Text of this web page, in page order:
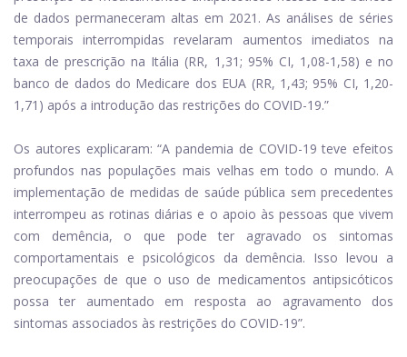
de dados permaneceram altas em 2021. As análises de séries
temporais interrompidas revelaram aumentos imediatos na
taxa de prescrição na Itália (RR, 1,31; 95% CI, 1,08-1,58) e no
banco de dados do Medicare dos EUA (RR, 1,43; 95% CI, 1,20-
1,71) após a introdução das restrições do COVID-19.”
Os autores explicaram: “A pandemia de COVID-19 teve efeitos
profundos nas populações mais velhas em todo o mundo. A
implementação de medidas de saúde pública sem precedentes
interrompeu as rotinas diárias e o apoio às pessoas que vivem
com demência, o que pode ter agravado os sintomas
comportamentais e psicológicos da demência. Isso levou a
preocupações de que o uso de medicamentos antipsicóticos
possa ter aumentado em resposta ao agravamento dos
sintomas associados às restrições do COVID-19”.